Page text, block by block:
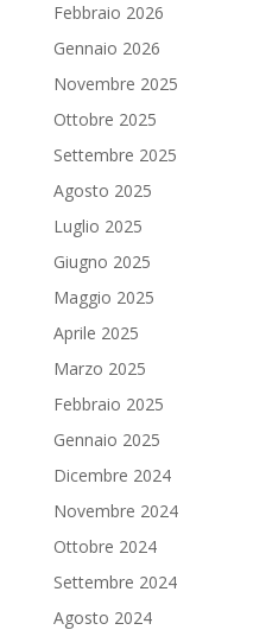
Febbraio 2026
Gennaio 2026
Novembre 2025
Ottobre 2025
Settembre 2025
Agosto 2025
Luglio 2025
Giugno 2025
Maggio 2025
Aprile 2025
Marzo 2025
Febbraio 2025
Gennaio 2025
Dicembre 2024
Novembre 2024
Ottobre 2024
Settembre 2024
Agosto 2024